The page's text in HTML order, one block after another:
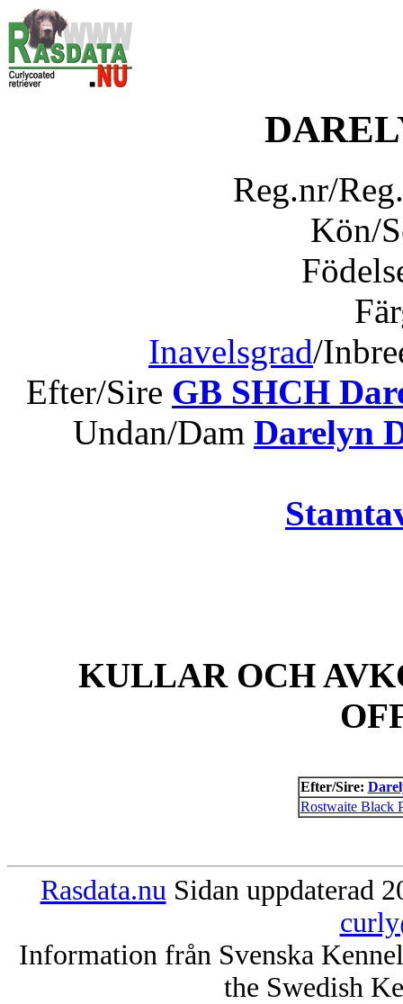
Reg.nr/
Kön/
Inavelsgrad/
Efter/Sire GB SHCH
Undan/Dam Darelyn
KULLAR OCH
Efter/Sire:
Rostwaite Black
Rasdata.nu Sidan uppdaterad
Information från Svenska
the Swedish